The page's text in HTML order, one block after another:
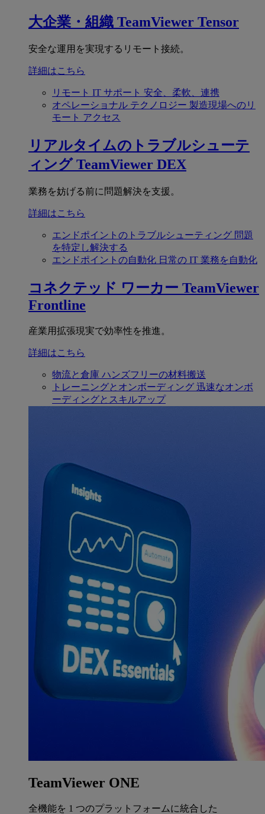
大企業・組織 TeamViewer Tensor
安全な運用を実現するリモート接続。
詳細はこちら
リモート IT サポート 安全、柔軟、連携
オペレーショナル テクノロジー 製造現場へのリ
モート アクセス
リアルタイムのトラブルシューテ
ィング TeamViewer DEX
業務を妨げる前に問題解決を支援。
詳細はこちら
エンドポイントのトラブルシューティング 問題
を特定し解決する
エンドポイントの自動化 日常の IT 業務を自動化
コネクテッド ワーカー TeamViewer
Frontline
産業用拡張現実で効率性を推進。
詳細はこちら
物流と倉庫 ハンズフリーの材料搬送
トレーニングとオンボーディング 迅速なオンボ
ーディングとスキルアップ
TeamViewer ONE
全機能を 1 つのプラットフォームに統合した